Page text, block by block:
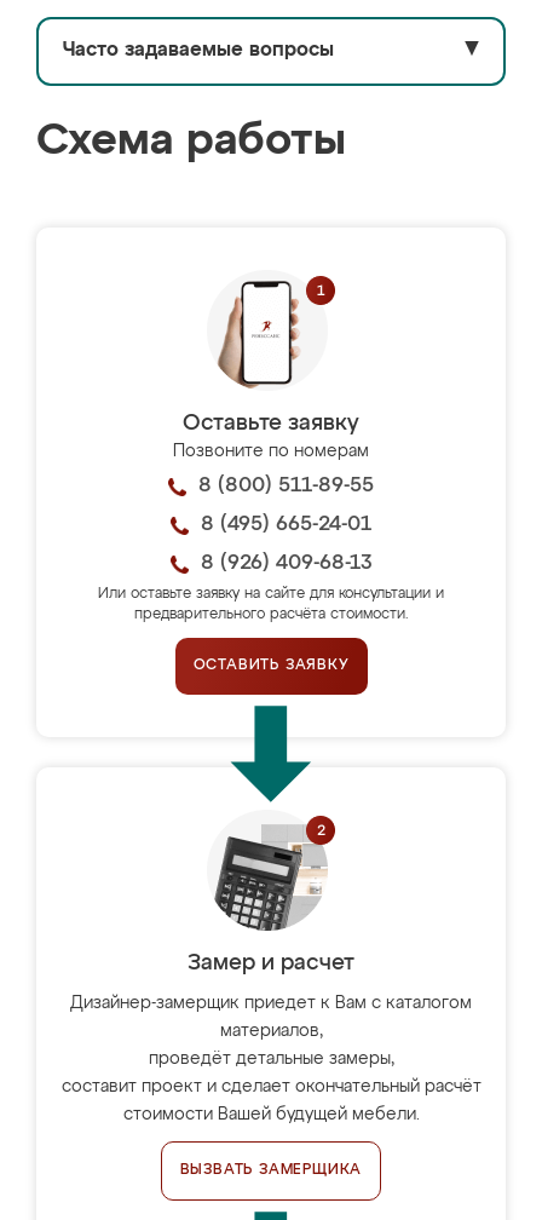
Часто задаваемые вопросы ▼
Схема работы
Оставьте заявку
Позвоните по номерам
8 (800) 511-89-55
8 (495) 665-24-01
8 (926) 409-68-13
Или оставьте заявку на сайте для консультации и
предварительного расчёта стоимости.
ОСТАВИТЬ ЗАЯВКУ
Замер и расчет
Дизайнер-замерщик приедет к Вам с каталогом
материалов,
проведёт детальные замеры,
составит проект и сделает окончательный расчёт
стоимости Вашей будущей мебели.
ВЫЗВАТЬ ЗАМЕРЩИКА